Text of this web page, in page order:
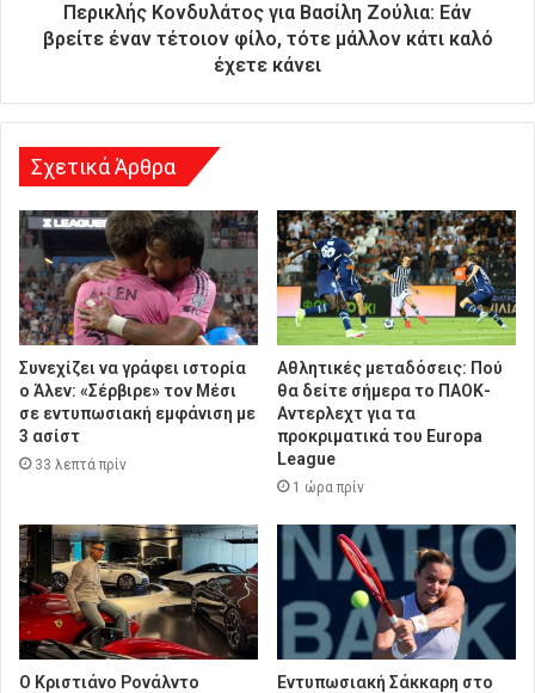
η
Περικλής Κονδυλάτος για Βασίλη Ζούλια: Εάν
βρείτε έναν τέτοιον φίλο, τότε μάλλον κάτι καλό
έχετε κάνει
Σχετικά Άρθρα
Συνεχίζει να γράφει ιστορία
ο Άλεν: «Σέρβιρε» τον Μέσι
σε εντυπωσιακή εμφάνιση με
3 ασίστ
33 λεπτά πρίν
Αθλητικές μεταδόσεις: Πού
θα δείτε σήμερα το ΠΑΟΚ-
Αντερλεχτ για τα
προκριματικά του Europa
League
1 ώρα πρίν
Ο Κριστιάνο Ρονάλντο
Εντυπωσιακή Σάκκαρη στο